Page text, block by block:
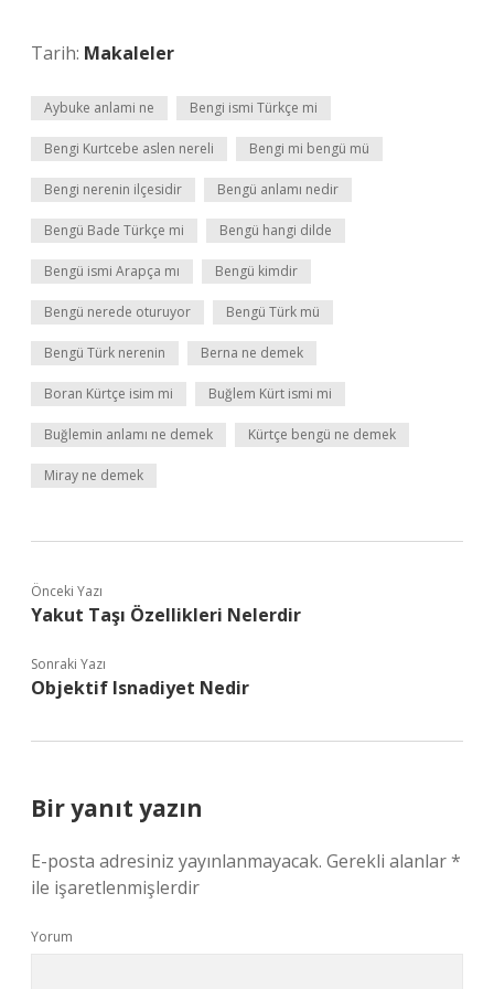
Tarih: Makaleler
Aybuke anlami ne Bengi ismi Türkçe mi
Bengi Kurtcebe aslen nereli Bengi mi bengü mü
Bengi nerenin ilçesidir Bengü anlamı nedir
Bengü Bade Türkçe mi Bengü hangi dilde
Bengü ismi Arapça mı Bengü kimdir
Bengü nerede oturuyor Bengü Türk mü
Bengü Türk nerenin Berna ne demek
Boran Kürtçe isim mi Buğlem Kürt ismi mi
Buğlemin anlamı ne demek Kürtçe bengü ne demek
Miray ne demek
Önceki Yazı
Yakut Taşı Özellikleri Nelerdir
Sonraki Yazı
Objektif Isnadiyet Nedir
Bir yanıt yazın
E-posta adresiniz yayınlanmayacak. Gerekli alanlar*
ile işaretlenmişlerdir
Yorum